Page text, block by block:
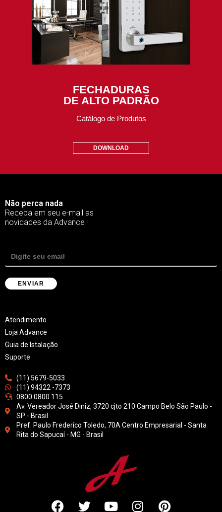
FECHADURAS
DE ALTO PADRÃO
Catálogo de Produtos
DOWNLOAD
Não perca nada
Receba em seu e-mail as
novidades da Advance
Atendimento
Loja Advance
Guia de Istalação
Suporte
(11) 5679-5033
(11) 94322 -7373
0800 0800 115
Av. Vereador José Diniz, 3720 cjto 210 Campo Belo São Paulo -
SP - Brasil
Pref. Paulo Frederico Toledo, 70A Centro Empresarial - Santa
Rita do Sapucaí - MG - Brasil